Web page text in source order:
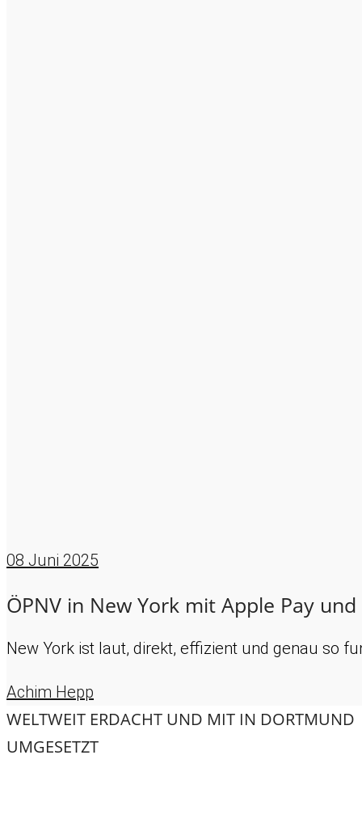
08 Juni 2025
ÖPNV in New York mit Apple Pay
New York ist laut, direkt, effizient und genau so
Achim Hepp
WELTWEIT ERDACHT UND MIT IN DORTMUND
UMGESETZT